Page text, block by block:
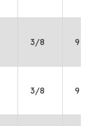
3/8 9
3/8 9